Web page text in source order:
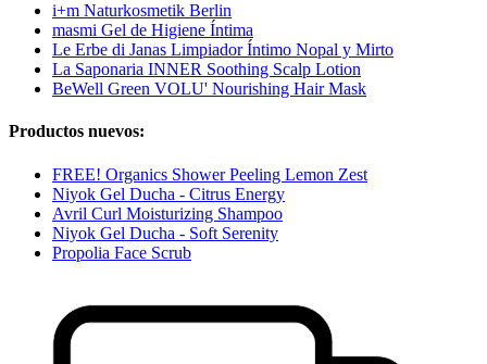
i+m Naturkosmetik Berlin
masmi Gel de Higiene Íntima
Le Erbe di Janas Limpiador Íntimo Nopal y Mirto
La Saponaria INNER Soothing Scalp Lotion
BeWell Green VOLU' Nourishing Hair Mask
Productos nuevos:
FREE! Organics Shower Peeling Lemon Zest
Niyok Gel Ducha - Citrus Energy
Avril Curl Moisturizing Shampoo
Niyok Gel Ducha - Soft Serenity
Propolia Face Scrub